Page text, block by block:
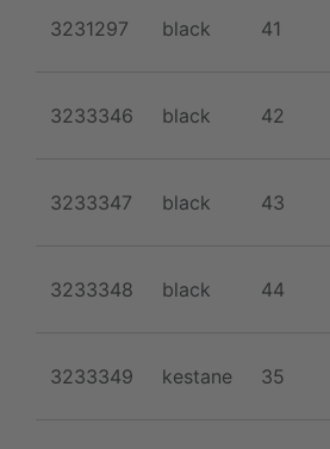
3231297 black 41
3233346 black 42
3233347 black 43
3233348 black 44
3233349 kestane 35